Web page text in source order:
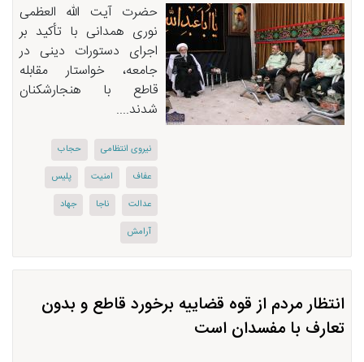
حضرت آیت الله العظمی
نوری همدانی با تأکید بر
اجرای دستورات دینی در
جامعه، خواستار مقابله
قاطع با هنجارشکنان
شدند....
نیروی انتظامی
حجاب
عفاف
امنیت
پلیس
عدالت
ناجا
جهاد
آرامش
انتظار مردم از قوه قضاییه برخورد قاطع و بدون
تعارف با مفسدان است